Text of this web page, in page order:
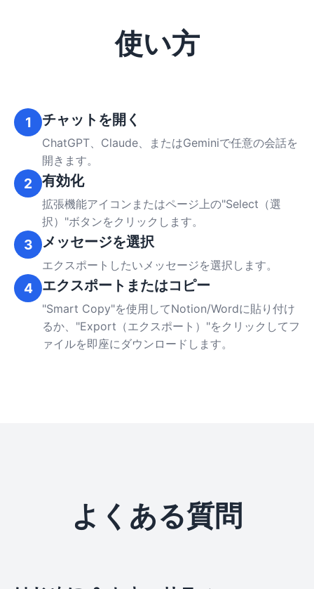
使い方
1 チャットを開く
ChatGPT、Claude、またはGeminiで任意の会話を
開きます。
2 有効化
拡張機能アイコンまたはページ上の"Select（選
択）"ボタンをクリックします。
3 メッセージを選択
エクスポートしたいメッセージを選択します。
4 エクスポートまたはコピー
"Smart Copy"を使用してNotion/Wordに貼り付け
るか、"Export（エクスポート）"をクリックしてフ
ァイルを即座にダウンロードします。
よくある質問